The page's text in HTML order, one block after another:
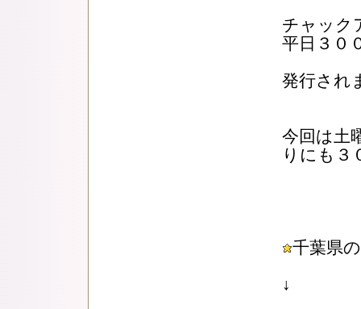
チャック
平日３０
発行され
今回は土
りにも３
千葉県
↓